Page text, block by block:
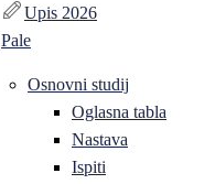
Upis 2026
Pale
Osnovni studij
Oglasna tabla
Nastava
Ispiti